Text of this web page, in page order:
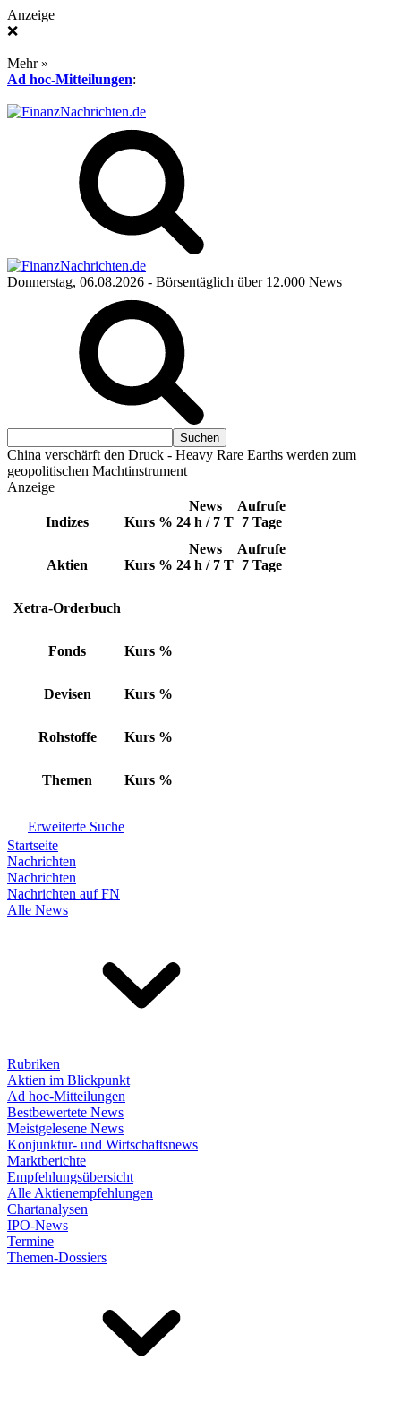
Anzeige
❌
Mehr »
Ad hoc-Mitteilungen:
Donnerstag, 06.08.2026 - Börsentäglich über 12.000 News
China verschärft den Druck - Heavy Rare Earths werden zum
geopolitischen Machtinstrument
Anzeige
Indizes Kurs %
News
24 h / 7 T
Aufrufe
7 Tage
Aktien Kurs %
News
24 h / 7 T
Aufrufe
7 Tage
Xetra-Orderbuch
Fonds Kurs %
Devisen Kurs %
Rohstoffe Kurs %
Themen Kurs %
Erweiterte Suche
Startseite
Nachrichten
Nachrichten
Nachrichten auf FN
Alle News
Rubriken
Aktien im Blickpunkt
Ad hoc-Mitteilungen
Bestbewertete News
Meistgelesene News
Konjunktur- und Wirtschaftsnews
Marktberichte
Empfehlungsübersicht
Alle Aktienempfehlungen
Chartanalysen
IPO-News
Termine
Themen-Dossiers